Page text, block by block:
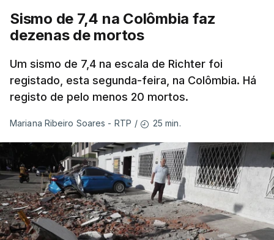
Sismo de 7,4 na Colômbia faz
dezenas de mortos
Um sismo de 7,4 na escala de Richter foi
registado, esta segunda-feira, na Colômbia. Há
registo de pelo menos 20 mortos.
Mariana Ribeiro Soares - RTP / 25 min.